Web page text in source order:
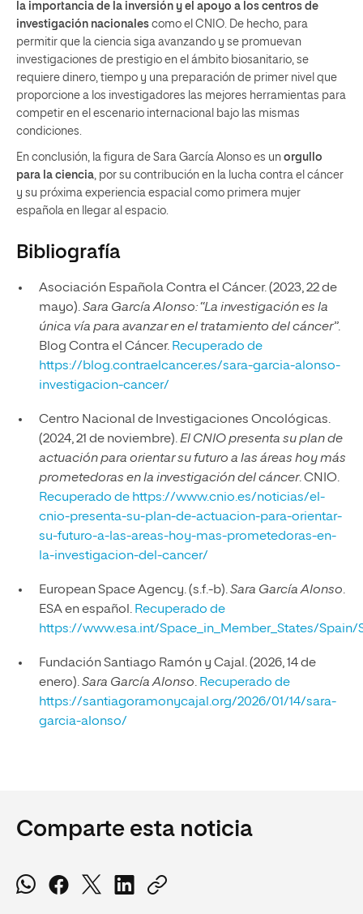
la importancia de la inversión y el apoyo a los centros de
investigación nacionales como el CNIO. De hecho, para
permitir que la ciencia siga avanzando y se promuevan
investigaciones de prestigio en el ámbito biosanitario, se
requiere dinero, tiempo y una preparación de primer nivel que
proporcione a los investigadores las mejores herramientas para
competir en el escenario internacional bajo las mismas
condiciones.
En conclusión, la figura de Sara García Alonso es un orgullo
para la ciencia, por su contribución en la lucha contra el cáncer
y su próxima experiencia espacial como primera mujer
española en llegar al espacio.
Bibliografía
Asociación Española Contra el Cáncer. (2023, 22 de
mayo).Sara García Alonso: “La investigación es la
única vía para avanzar en el tratamiento del cáncer”.
Blog Contra el Cáncer.Recuperado de
https://blog.contraelcancer.es/sara-garcia-alonso-
investigacion-cancer/
Centro Nacional de Investigaciones Oncológicas.
(2024, 21 de noviembre).El CNIO presenta su plan de
actuación para orientar su futuro a las áreas hoy más
prometedoras en la investigación del cáncer. CNIO.
Recuperado de https://www.cnio.es/noticias/el-
cnio-presenta-su-plan-de-actuacion-para-orientar-
su-futuro-a-las-areas-hoy-mas-prometedoras-en-
la-investigacion-del-cancer/
European Space Agency. (s.f.-b).Sara García Alonso.
ESA en español.Recuperado de
https://www.esa.int/Space_in_Member_States/Spain/
Fundación Santiago Ramón y Cajal. (2026, 14 de
enero).Sara García Alonso.Recuperado de
https://santiagoramonycajal.org/2026/01/14/sara-
garcia-alonso/
Comparte esta noticia